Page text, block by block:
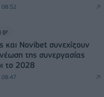
και Novibet συνεχίζουν
της συνεργασίας
το 2028